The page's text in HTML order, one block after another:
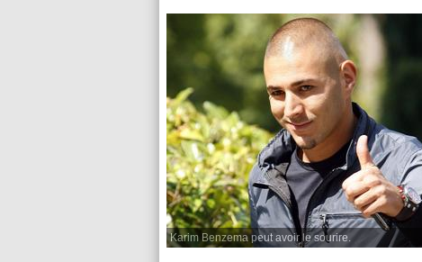
Karim Benzema peut avoir le sourire.